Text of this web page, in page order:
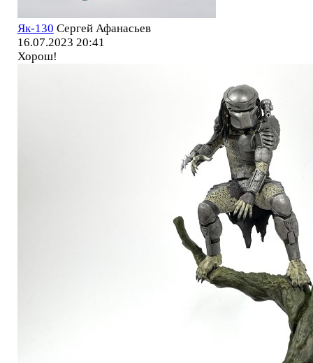
Як-130 Сергей Афанасьев
16.07.2023 20:41
Хорош!